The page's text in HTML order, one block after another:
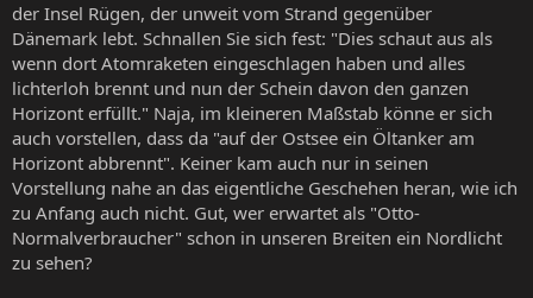
der Insel Rügen, der unweit vom Strand gegenüber
Dänemark lebt. Schnallen Sie sich fest: "Dies schaut aus als
wenn dort Atomraketen eingeschlagen haben und alles
lichterloh brennt und nun der Schein davon den ganzen
Horizont erfüllt." Naja, im kleineren Maßstab könne er sich
auch vorstellen, dass da "auf der Ostsee ein Öltanker am
Horizont abbrennt". Keiner kam auch nur in seinen
Vorstellung nahe an das eigentliche Geschehen heran, wie ich
zu Anfang auch nicht. Gut, wer erwartet als "Otto-
Normalverbraucher" schon in unseren Breiten ein Nordlicht
zu sehen?